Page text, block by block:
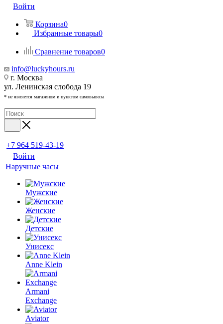
Войти
Корзина0
Избранные товары0
Сравнение товаров0
info@luckyhours.ru
г. Москва
ул. Ленинская слобода 19
* не является магазином и пунктом самовывоза
+7 964 519-43-19
Войти
Наручные часы
Мужские
Женские
Детские
Унисекс
Anne Klein
Armani
Exchange
Aviator